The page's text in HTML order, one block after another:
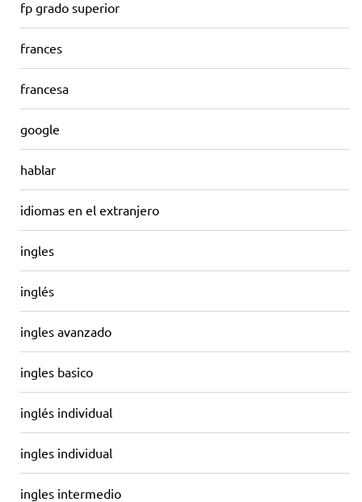
fp grado superior
frances
francesa
google
hablar
idiomas en el extranjero
ingles
inglés
ingles avanzado
ingles basico
inglés individual
ingles individual
ingles intermedio